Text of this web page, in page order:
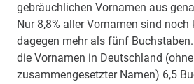
gebräuchlichen Vornamen aus
Nur 8,8% aller Vornamen sind noch
dagegen mehr als fünf
die Vornamen in Deutschland
zusammengesetzter Namen) 6,5